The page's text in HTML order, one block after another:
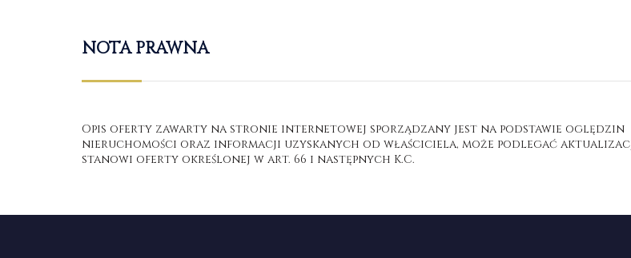
NOTA PRAWNA
Opis oferty zawarty na stronie internetowej sporządzany jest na podstawie oględzin
nieruchomości oraz informacji uzyskanych od właściciela, może podlegać
stanowi oferty określonej w art. 66 i następnych K.C.